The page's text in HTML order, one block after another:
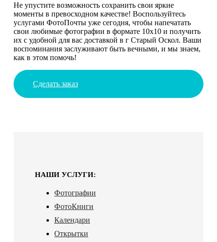
Не упустите возможность сохранить свои яркие
моменты в превосходном качестве! Воспользуйтесь
услугами ФотоПочты уже сегодня, чтобы напечатать
свои любимые фотографии в формате 10х10 и получить
их с удобной для вас доставкой в г Старый Оскол. Ваши
воспоминания заслуживают быть вечными, и мы знаем,
как в этом помочь!
Сделать заказ
НАШИ УСЛУГИ:
Фотографии
ФотоКниги
Календари
Открытки